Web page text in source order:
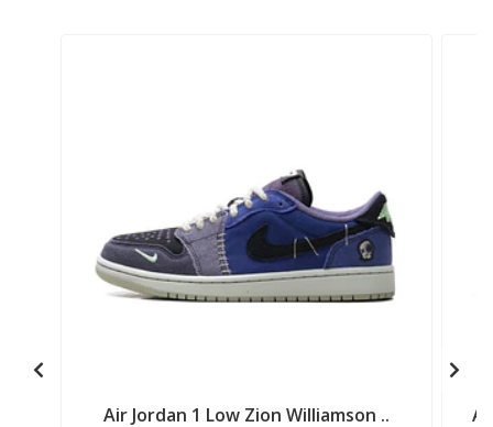
Air Jordan 1 Low Zion Williamson ..